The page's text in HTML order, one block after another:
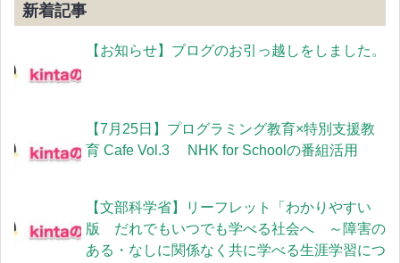
新着記事
【お知らせ】ブログのお引っ越しをしました。
【7月25日】プログラミング教育×特別支援教
育 Cafe Vol.3 NHK for Schoolの番組活用
【文部科学省】リーフレット「わかりやすい
版 だれでもいつでも学べる社会へ ～障害の
ある・なしに関係なく共に学べる生涯学習につ